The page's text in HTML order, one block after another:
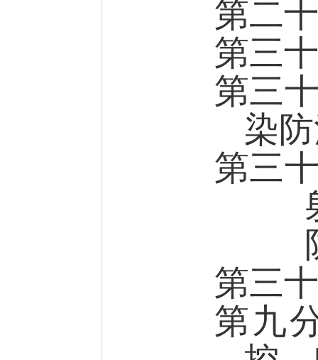
第二
第三
第三
染
第三
第三
第九